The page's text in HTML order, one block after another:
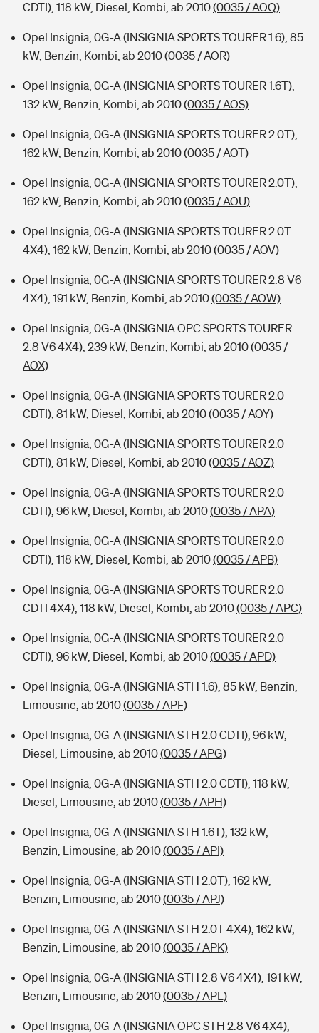
CDTI), 118 kW, Diesel, Kombi, ab 2010(0035 / AOQ)
Opel Insignia, 0G-A (INSIGNIA SPORTS TOURER 1.6), 85
kW, Benzin, Kombi, ab 2010(0035 / AOR)
Opel Insignia, 0G-A (INSIGNIA SPORTS TOURER 1.6T),
132 kW, Benzin, Kombi, ab 2010(0035 / AOS)
Opel Insignia, 0G-A (INSIGNIA SPORTS TOURER 2.0T),
162 kW, Benzin, Kombi, ab 2010(0035 / AOT)
Opel Insignia, 0G-A (INSIGNIA SPORTS TOURER 2.0T),
162 kW, Benzin, Kombi, ab 2010(0035 / AOU)
Opel Insignia, 0G-A (INSIGNIA SPORTS TOURER 2.0T
4X4), 162 kW, Benzin, Kombi, ab 2010(0035 / AOV)
Opel Insignia, 0G-A (INSIGNIA SPORTS TOURER 2.8 V6
4X4), 191 kW, Benzin, Kombi, ab 2010(0035 / AOW)
Opel Insignia, 0G-A (INSIGNIA OPC SPORTS TOURER
2.8 V6 4X4), 239 kW, Benzin, Kombi, ab 2010(0035 /
AOX)
Opel Insignia, 0G-A (INSIGNIA SPORTS TOURER 2.0
CDTI), 81 kW, Diesel, Kombi, ab 2010(0035 / AOY)
Opel Insignia, 0G-A (INSIGNIA SPORTS TOURER 2.0
CDTI), 81 kW, Diesel, Kombi, ab 2010(0035 / AOZ)
Opel Insignia, 0G-A (INSIGNIA SPORTS TOURER 2.0
CDTI), 96 kW, Diesel, Kombi, ab 2010(0035 / APA)
Opel Insignia, 0G-A (INSIGNIA SPORTS TOURER 2.0
CDTI), 118 kW, Diesel, Kombi, ab 2010(0035 / APB)
Opel Insignia, 0G-A (INSIGNIA SPORTS TOURER 2.0
CDTI 4X4), 118 kW, Diesel, Kombi, ab 2010(0035 / APC)
Opel Insignia, 0G-A (INSIGNIA SPORTS TOURER 2.0
CDTI), 96 kW, Diesel, Kombi, ab 2010(0035 / APD)
Opel Insignia, 0G-A (INSIGNIA STH 1.6), 85 kW, Benzin,
Limousine, ab 2010(0035 / APF)
Opel Insignia, 0G-A (INSIGNIA STH 2.0 CDTI), 96 kW,
Diesel, Limousine, ab 2010(0035 / APG)
Opel Insignia, 0G-A (INSIGNIA STH 2.0 CDTI), 118 kW,
Diesel, Limousine, ab 2010(0035 / APH)
Opel Insignia, 0G-A (INSIGNIA STH 1.6T), 132 kW,
Benzin, Limousine, ab 2010(0035 / API)
Opel Insignia, 0G-A (INSIGNIA STH 2.0T), 162 kW,
Benzin, Limousine, ab 2010(0035 / APJ)
Opel Insignia, 0G-A (INSIGNIA STH 2.0T 4X4), 162 kW,
Benzin, Limousine, ab 2010(0035 / APK)
Opel Insignia, 0G-A (INSIGNIA STH 2.8 V6 4X4), 191 kW,
Benzin, Limousine, ab 2010(0035 / APL)
Opel Insignia, 0G-A (INSIGNIA OPC STH 2.8 V6 4X4),